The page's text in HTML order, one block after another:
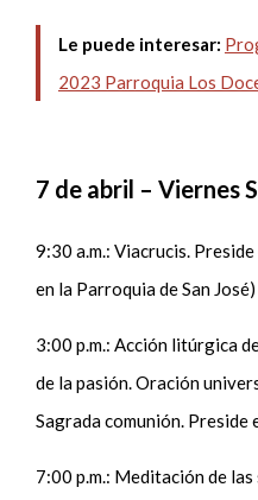
Le puede interesar:
2023 Parroquia Los
7 de abril – Viernes
9:30 a.m.: Viacrucis.
en la Parroquia de San José)
3:00 p.m.: Acción litúrgica
de la pasión. Oración
Sagrada comunión. Preside
7:00 p.m.: Meditación de